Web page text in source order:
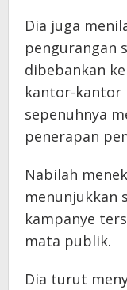
Dia juga
pengurangan
dibebankan
kantor-kantor
sepenuhnya
penerapan
Nabilah
menunjukkan
kampanye
mata publik.
Dia turut